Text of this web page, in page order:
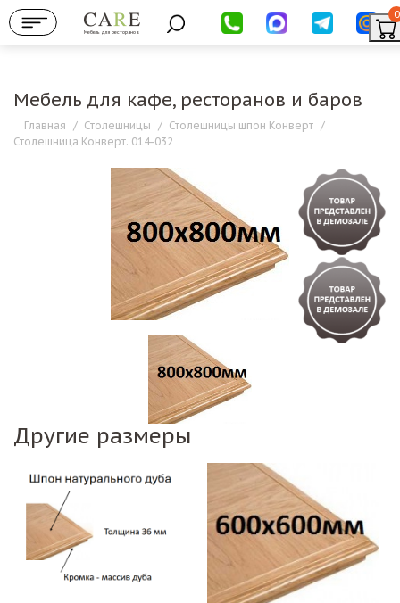
Мебель для ресторанов
0
Мебель для кафе, ресторанов и баров
Главная / Столешницы / Столешницы шпон Конверт /
Столешница Конверт. 014-032
Другие размеры